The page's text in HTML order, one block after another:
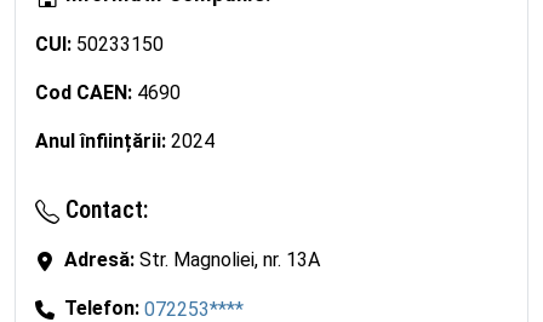
CUI: 50233150
Cod CAEN: 4690
Anul înființării: 2024
Contact:
Adresă: Str. Magnoliei, nr. 13A
Telefon: 072253****